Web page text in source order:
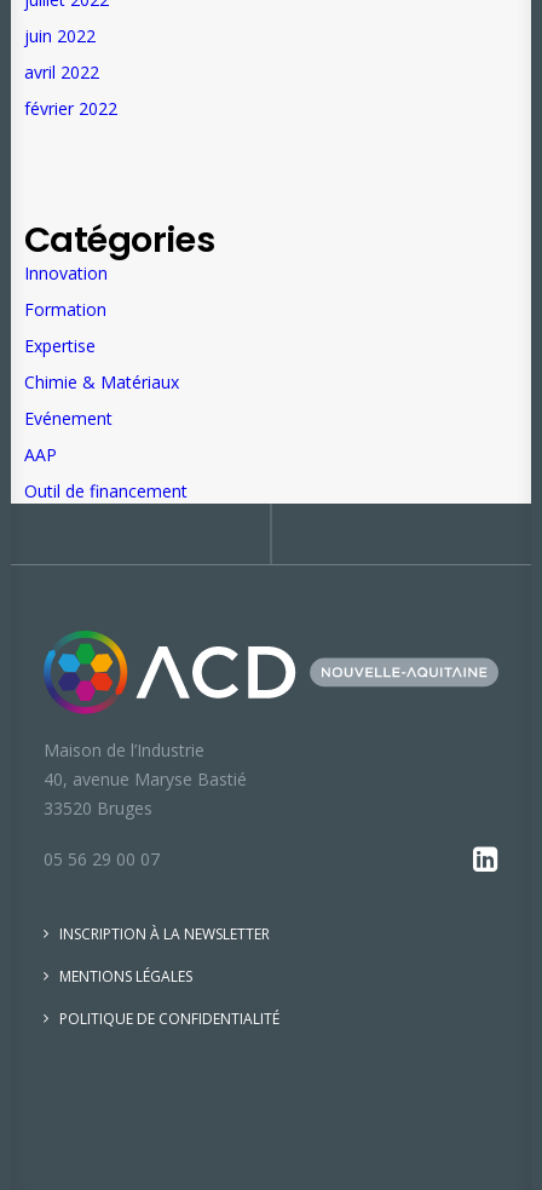
juin 2022
avril 2022
février 2022
Catégories
Innovation
Formation
Expertise
Chimie & Matériaux
Evénement
AAP
Outil de financement
Maison de l’Industrie
40, avenue Maryse Bastié
33520 Bruges
05 56 29 00 07
INSCRIPTION À LA NEWSLETTER
MENTIONS LÉGALES
POLITIQUE DE CONFIDENTIALITÉ